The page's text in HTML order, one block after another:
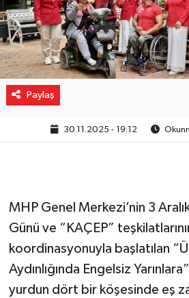
Paylaş
30.11.2025 - 19:12
MHP Genel Merkezi’nin 3
Günü ve “KAÇEP”
koordinasyonuyla başlatılan
Aydınlığında Engelsiz
yurdun dört bir köşesinde eş
Turizm